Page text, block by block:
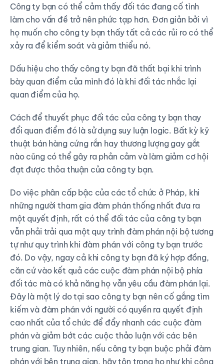
Công ty bạn có thể cảm thấy đối tác đang cố tình
làm cho vấn đề trở nên phức tạp hơn. Đơn giản bởi vì
họ muốn cho công ty bạn thấy tất cả các rủi ro có thể
xảy ra để kiểm soát và giảm thiểu nó.
Dấu hiệu cho thấy công ty bạn đã thất bại khi trình
bày quan điểm của mình đó là khi đối tác nhắc lại
quan điểm của họ.
Cách để thuyết phục đối tác của công ty bạn thay
đổi quan điểm đó là sử dụng suy luận logic. Bất kỳ kỹ
thuật bán hàng cứng rắn hay thương lượng gay gắt
nào cũng có thể gây ra phản cảm và làm giảm cơ hội
đạt được thỏa thuận của công ty bạn.
Do việc phân cấp bậc của các tổ chức ở Pháp, khi
những người tham gia đàm phán thống nhất đưa ra
một quyết định, rất có thể đối tác của công ty bạn
vẫn phải trải qua một quy trình đàm phán nội bộ tương
tự như quy trình khi đàm phán với công ty bạn trước
đó. Do vậy, ngay cả khi công ty bạn đã ký hợp đồng,
căn cứ vào kết quả các cuộc đàm phán nội bộ phía
đối tác mà có khả năng họ vẫn yêu cầu đàm phán lại.
Đây là một lý do tại sao công ty bạn nên cố gắng tìm
kiếm và đàm phán với người có quyền ra quyết định
cao nhất của tổ chức để đẩy nhanh các cuộc đàm
phán và giảm bớt các cuộc thảo luận với các bên
trung gian. Tuy nhiên, nếu công ty bạn buộc phải đàm
phán với bên trung gian, hãy tôn trọng họ như khi công